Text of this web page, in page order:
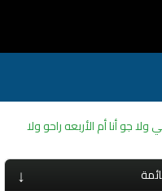
ولا جو أنا أم الأربعه راحو ولا
↓